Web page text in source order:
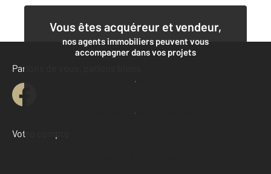
Vous êtes acquéreur et vendeur,
nos agents immobiliers peuvent vous
accompagner dans vos projets
Contacter l'agence
Demander une estimation
Parlons de vous, parlons biens
Votre compte :
Accéder à mon compte